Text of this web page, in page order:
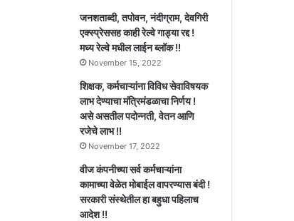
जनशताब्दी, तपोवन, नंदीग्राम, देवगिरी
एक्स्प्रेससह काही रेल्वे गाड्या रद्द !
मध्य रेल्वे मधील लाईन ब्लॉक !!
November 15, 2022
शिक्षक, कर्मचाऱ्यांना विविध सेवाविषयक
लाभ देण्याचा मंत्रिमंडळाचा निर्णय !
असे असतील पदोन्नती, वेतन आणि
रजेचे लाभ !!
November 17, 2022
वीज कंपनीच्या सर्व कर्मचाऱ्यांना
कामाच्या वेळेत मोबाईल वापरण्यास बंदी !
सरकारी संस्थेतील हा बहुधा पहिलाच
आदेश !!